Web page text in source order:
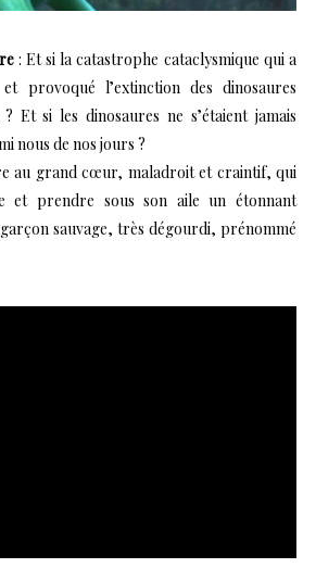
: Et si la catastrophe cataclysmique qui a
provoqué l’extinction des dinosaures
Et si les dinosaures ne s’étaient jamais
nous de nos jours ?
au grand cœur, maladroit et craintif, qui
et prendre sous son aile un étonnant
sauvage, très dégourdi, prénommé